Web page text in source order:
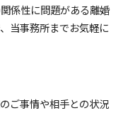
係性に問題がある離婚
当事務所までお気軽に
ご事情や相手との状況